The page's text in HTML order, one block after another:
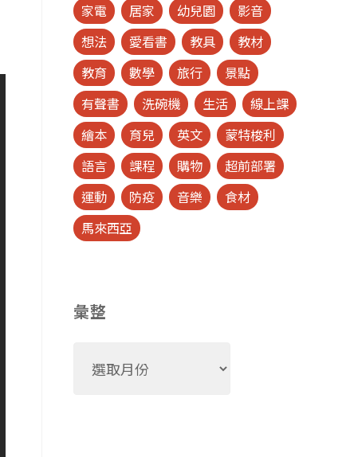
家電
居家 幼兒園
影音
想法
愛看書 教具
教材
教育
數學 旅行
景點
有聲書
洗碗機 生活
線上課
繪本
育兒 英文
蒙特梭利
語言
課程 購物
超前部署
運動
防疫 音樂
食材
馬來西亞
彙整